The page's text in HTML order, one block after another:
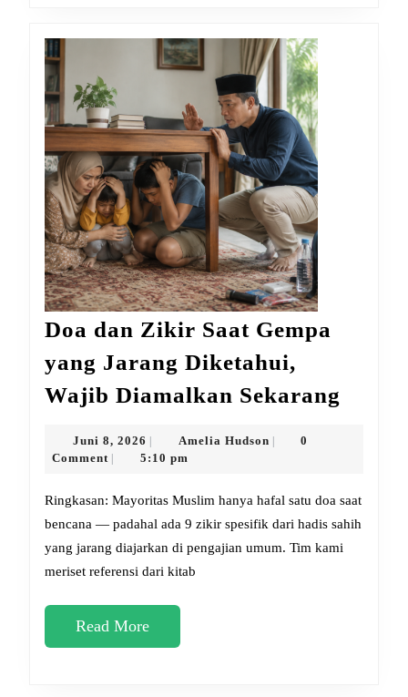
Doa dan Zikir Saat Gempa
yang Jarang Diketahui,
Wajib Diamalkan Sekarang
yang
Juni 8, 2026 Juni
8,
Amelia HudsonAmelia
0
Comment
5:10 pm
Ringkasan: Mayoritas Muslim hanya hafal satu doa saat
bencana — padahal ada 9 zikir spesifik dari hadis sahih
yang jarang diajarkan di pengajian umum. Tim kami
meriset referensi dari kitab
Read MoreRead
More